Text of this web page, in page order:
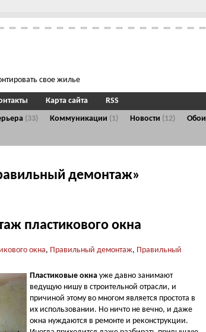
свое жилье
(33) Коммуникации (1) Новости (12) Обои
Карта сайта RSS
демонтаж»
пластикового окна
окна, Правильный демонтаж, Правильный
Пластиковые окна уже давно занимают
ведущую нишу в строительной отрасли, и
причиной этому во многом является простота в
их использовании. Но ничто не вечно, и даже
окна нуждаются в ремонте и реконструкции.